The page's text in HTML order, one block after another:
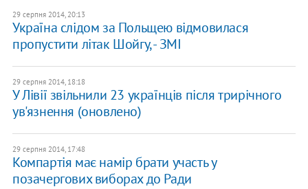
29 серпня 2014, 20:13
Україна слідом за Польщею відмовилася
пропустити літак Шойгу, - ЗМІ
29 серпня 2014, 18:18
У Лівії звільнили 23 українців після трирічного
ув'язнення (оновлено)
29 серпня 2014, 17:48
Компартія має намір брати участь у
позачергових виборах до Ради